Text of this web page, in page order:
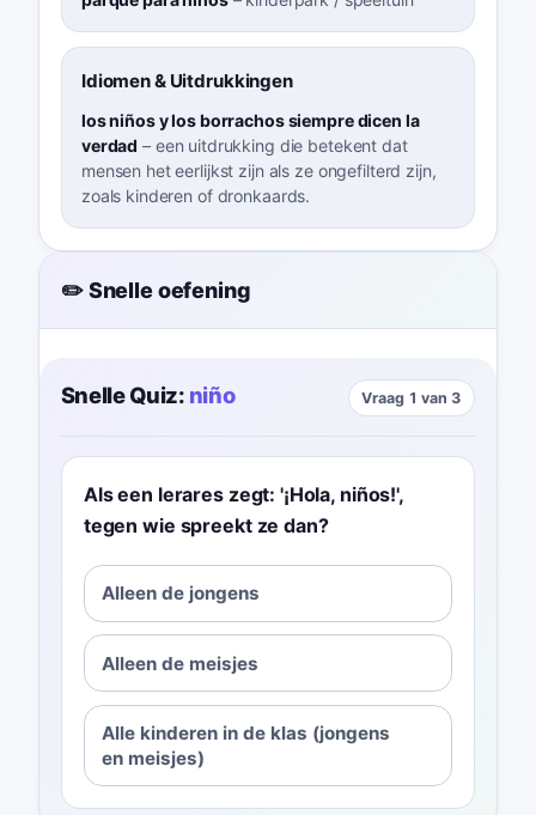
Idiomen & Uitdrukkingen
los niños y los borrachos siempre dicen la
verdad – een uitdrukking die betekent dat
mensen het eerlijkst zijn als ze ongefilterd zijn,
zoals kinderen of dronkaards.
✏️ Snelle oefening
Snelle Quiz: niño Vraag 1 van 3
Als een lerares zegt: '¡Hola, niños!',
tegen wie spreekt ze dan?
Alleen de jongens
Alleen de meisjes
Alle kinderen in de klas (jongens
en meisjes)